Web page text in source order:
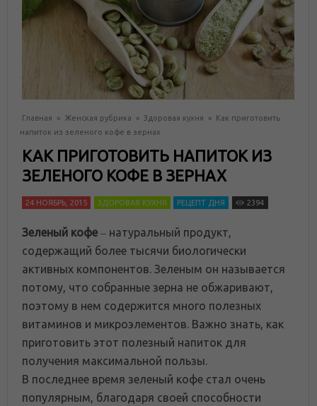
Главная » Женская рубрика » Здоровая кухня »
Как приготовить
напиток из зеленого кофе в зернах
КАК ПРИГОТОВИТЬ НАПИТОК ИЗ
ЗЕЛЕНОГО КОФЕ В ЗЕРНАХ
24 НОЯБРЬ, 2015 ЗДОРОВАЯ КУХНЯ РЕЦЕПТ ДНЯ 2394
Зеленый кофе ‒ натуральный продукт,
содержащий более тысячи биологически
активных компонентов. Зеленым он называется
потому, что собранные зерна не обжаривают,
поэтому в нем содержится много полезных
витаминов и микроэлементов. Важно знать, как
приготовить этот полезный напиток для
получения максимальной пользы.
В последнее время зеленый кофе стал очень
популярным, благодаря своей способности